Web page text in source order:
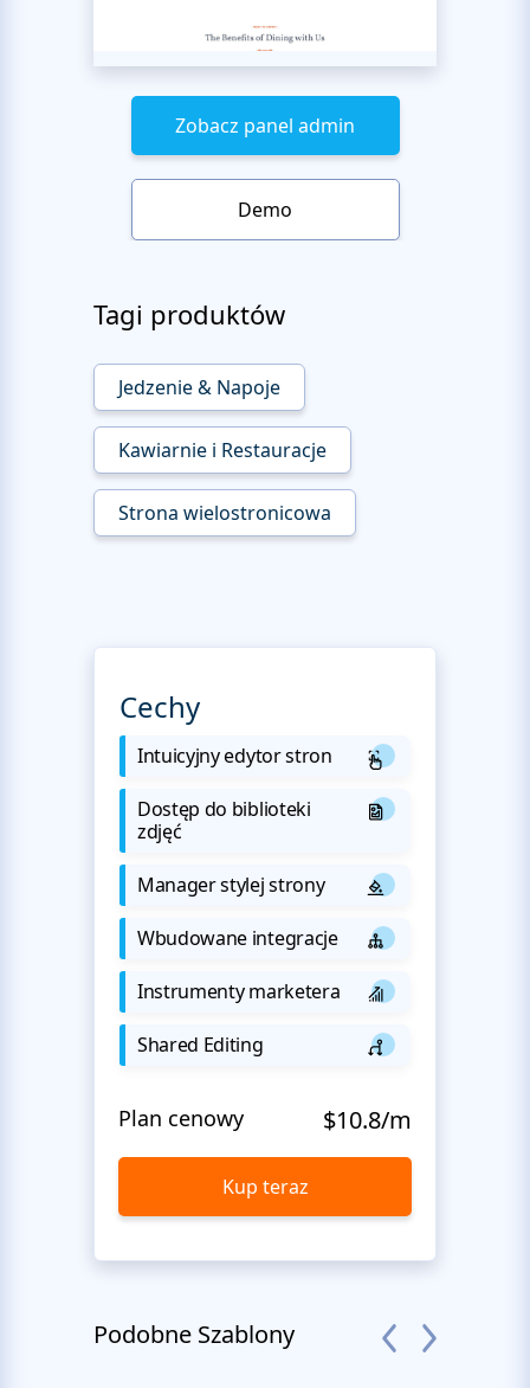
Zobacz panel admin
Demo
Tagi produktów
Jedzenie & Napoje
Kawiarnie i Restauracje
Strona wielostronicowa
Cechy
Intuicyjny edytor stron
Dostęp do biblioteki
zdjęć
Manager stylej strony
Wbudowane integracje
Instrumenty marketera
Shared Editing
Plan cenowy $10.8/m
Kup teraz
Podobne Szablony